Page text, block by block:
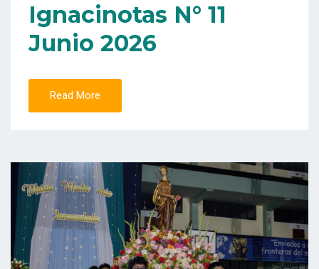
Ignacinotas N° 11
Junio 2026
Read More